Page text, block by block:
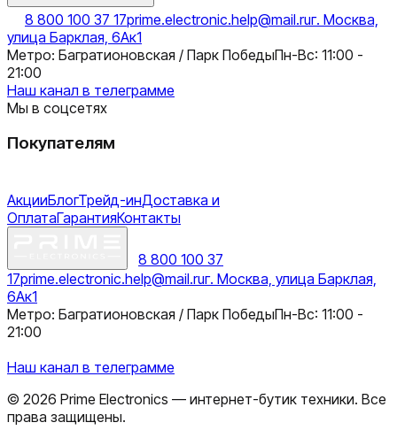
8 800 100 37 17prime.electronic.help@mail.ruг. Москва,
улица Барклая, 6Ак1
Метро: Багратионовская / Парк ПобедыПн-Вс: 11:00 -
21:00
Наш канал в телеграмме
Мы в соцсетях
Покупателям
АкцииБлогТрейд-инДоставка и
ОплатаГарантияКонтакты
8 800 100 37
17prime.electronic.help@mail.ruг. Москва, улица Барклая,
6Ак1
Метро: Багратионовская / Парк ПобедыПн-Вс: 11:00 -
21:00
Наш канал в телеграмме
© 2026 Prime Electronics — интернет-бутик техники. Все
права защищены.